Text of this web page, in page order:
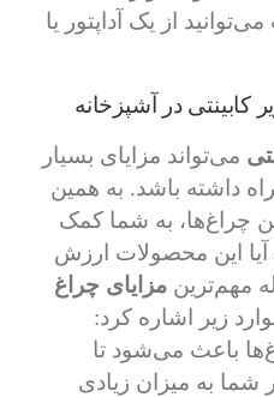
از یک آداپتور یا
کابینتی در آشپزخانه
می‌تواند مزایای بسیار
داشته باشد. به همین
چراغ‌ها، به شما کمک
این محصولات ارزش
مهم‌ترین مزایای چراغ
زیر اشاره کرد:
باعث می‌شود تا
به میزان زیادی